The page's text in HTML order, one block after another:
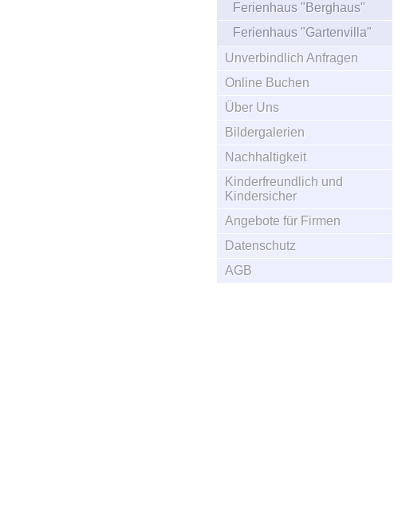
Ferienhaus "Berghaus"
Ferienhaus "Gartenvilla"
Unverbindlich Anfragen
Online Buchen
Über Uns
Bildergalerien
Nachhaltigkeit
Kinderfreundlich und
Kindersicher
Angebote für Firmen
Datenschutz
AGB